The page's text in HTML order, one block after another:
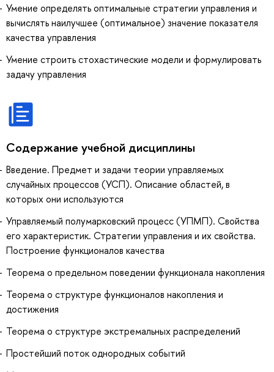
Умение определять оптимальные стратегии управления и
вычислять наилучшее (оптимальное) значение показателя
качества управления
Умение строить стохастические модели и формулировать
задачу управления
Содержание учебной дисциплины
Введение. Предмет и задачи теории управляемых
случайных процессов (УСП). Описание областей, в
которых они используются
Управляемый полумарковский процесс (УПМП). Свойства
его характеристик. Стратегии управления и их свойства.
Построение функционалов качества
Теорема о предельном поведении функционала накопления
Теорема о структуре функционалов накопления и
достижения
Теорема о структуре экстремальных распределений
Простейший поток однородных событий